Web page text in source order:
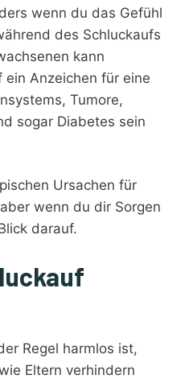
wenn du das Gefühl
des Schluckaufs
kann
ein Anzeichen für eine
Tumore,
sogar Diabetes sein
Ursachen für
wenn du dir Sorgen
darauf.
Regel harmlos ist,
Eltern verhindern